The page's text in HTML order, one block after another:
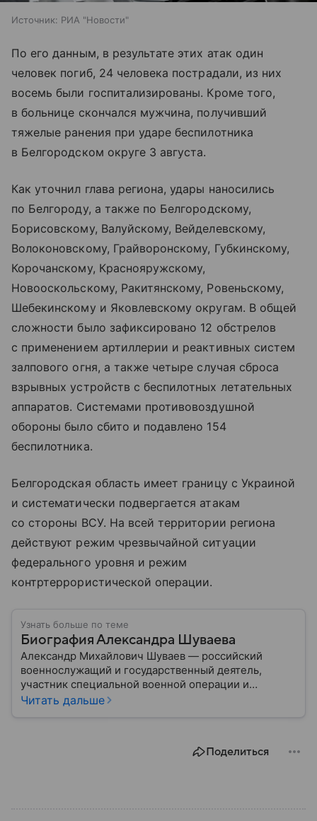
Источник: РИА "Новости"
По его данным, в результате этих атак один
человек погиб, 24 человека пострадали, из них
восемь были госпитализированы. Кроме того,
в больнице скончался мужчина, получивший
тяжелые ранения при ударе беспилотника
в Белгородском округе 3 августа.
Как уточнил глава региона, удары наносились
по Белгороду, а также по Белгородскому,
Борисовскому, Валуйскому, Вейделевскому,
Волоконовскому, Грайворонскому, Губкинскому,
Корочанскому, Краснояружскому,
Новооскольскому, Ракитянскому, Ровеньскому,
Шебекинскому и Яковлевскому округам. В общей
сложности было зафиксировано 12 обстрелов
с применением артиллерии и реактивных систем
залпового огня, а также четыре случая сброса
взрывных устройств с беспилотных летательных
аппаратов. Системами противовоздушной
обороны было сбито и подавлено 154
беспилотника.
Белгородская область имеет границу с Украиной
и систематически подвергается атакам
со стороны ВСУ. На всей территории региона
действуют режим чрезвычайной ситуации
федерального уровня и режим
контртеррористической операции.
Узнать больше по теме
Биография Александра Шуваева
Александр Михайлович Шуваев — российский
военнослужащий и государственный деятель,
участник специальной военной операции и
программы «Время героев». В 2026 году его
Читать дальше
Поделиться